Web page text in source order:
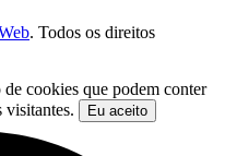
. Todos os direitos
de cookies que podem conter
visitantes.
Eu aceito